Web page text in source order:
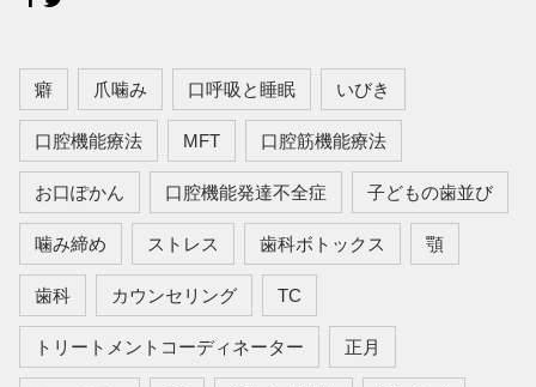
癖 爪噛み 口呼吸と睡眠 いびき
口腔機能療法 MFT 口腔筋機能療法
お口ぽかん 口腔機能発達不全症 子どもの歯並び
噛み締め ストレス 歯科ボトックス 顎
歯科 カウンセリング TC
トリートメントコーディネーター 正月